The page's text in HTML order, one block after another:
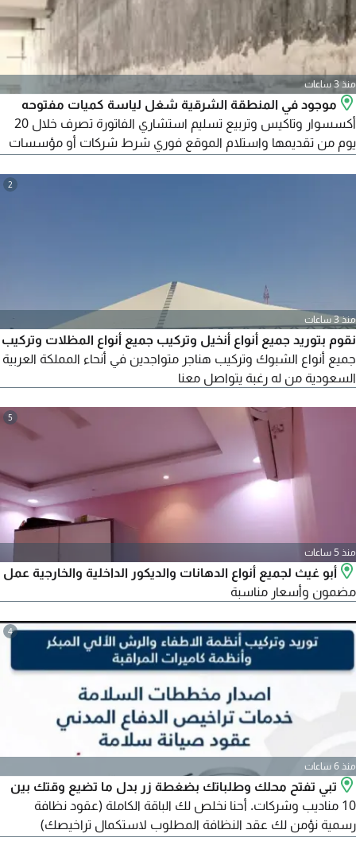
منذ 3 ساعات
موجود في المنطقة الشرقية شغل لياسة كميات مفتوحه
أكسسوار وتاكيس وتربيع تسليم استشاري الفاتورة تصرف خلال 20
يوم من تقديمها واستلام الموقع فوري شرط شركات أو مؤسسات
2
منذ 3 ساعات
نقوم بتوريد جميع أنواع أنخيل وتركيب جميع أنواع المظلات وتركيب
جميع أنواع الشبوك وتركيب هناجر متواجدين في أنحاء المملكة العربية
السعودية من له رغبة يتواصل معنا
5
منذ 5 ساعات
أبو غيث لجميع أنواع الدهانات والديكور الداخلية والخارجية عمل
مضمون وأسعار مناسبة
4
منذ 6 ساعات
تبي تفتح محلك وطلباتك بضغطة زر بدل ما تضيع وقتك بين
10 مناديب وشركات. أحنا نخلص لك الباقة الكاملة (عقود نظافة
رسمية نؤمن لك عقد النظافة المطلوب لاستكمال تراخيصك)